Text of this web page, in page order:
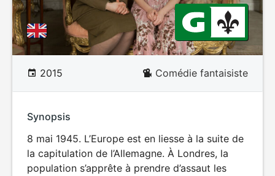
2015 Comédie fantaisiste
Synopsis
8 mai 1945. L’Europe est en liesse à la suite de
la capitulation de l’Allemagne. À Londres, la
population s’apprête à prendre d’assaut les